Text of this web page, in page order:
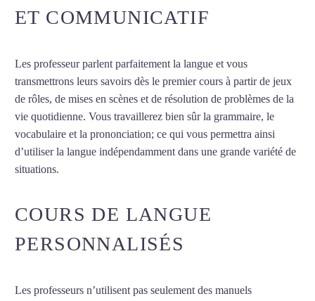
ET COMMUNICATIF
Les professeur parlent parfaitement la langue et vous
transmettrons leurs savoirs dès le premier cours à partir de jeux
de rôles, de mises en scènes et de résolution de problèmes de la
vie quotidienne. Vous travaillerez bien sûr la grammaire, le
vocabulaire et la prononciation; ce qui vous permettra ainsi
d’utiliser la langue indépendamment dans une grande variété de
situations.
COURS DE LANGUE
PERSONNALISÉS
Les professeurs n’utilisent pas seulement des manuels